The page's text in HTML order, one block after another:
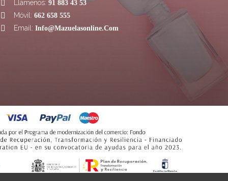
 Llámenos: 91 883 43 53
 Móvil: 662 658 555
 Email: Info@mazuelasonline.com
OPINIONES
CLIENTES